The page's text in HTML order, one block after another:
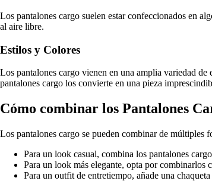
Los pantalones cargo suelen estar confeccionados en
al aire libre.
Estilos y Colores
Los pantalones cargo vienen en una amplia variedad
pantalones cargo los convierte en una pieza
Cómo combinar los Pantalones
Los pantalones cargo se pueden combinar de múltiples
Para un look casual, combina los pantalones
Para un look más elegante, opta por combinarlos
Para un outfit de entretiempo, añade una